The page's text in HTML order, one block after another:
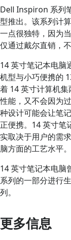
Dell Inspiron 系列
型推出。该系列计
一点很独特，因为
仅通过戴尔直销，
14 英寸笔记本电脑
机型与小巧便携的
着 14 英寸计算机
性能，又不会因为
种设计可能会让笔
正便携。14 英寸笔
实取决于用户的需
脑方面的工艺水平。
14 英寸笔记本电
系列的一部分进行
列。
更多信息